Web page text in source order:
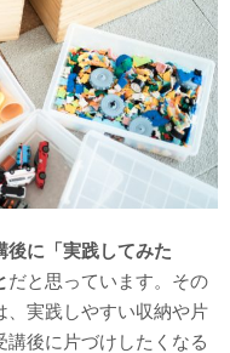
後に「実践してみた
だと思っています。その
、実践しやすい収納や片
後に片づけしたくなる